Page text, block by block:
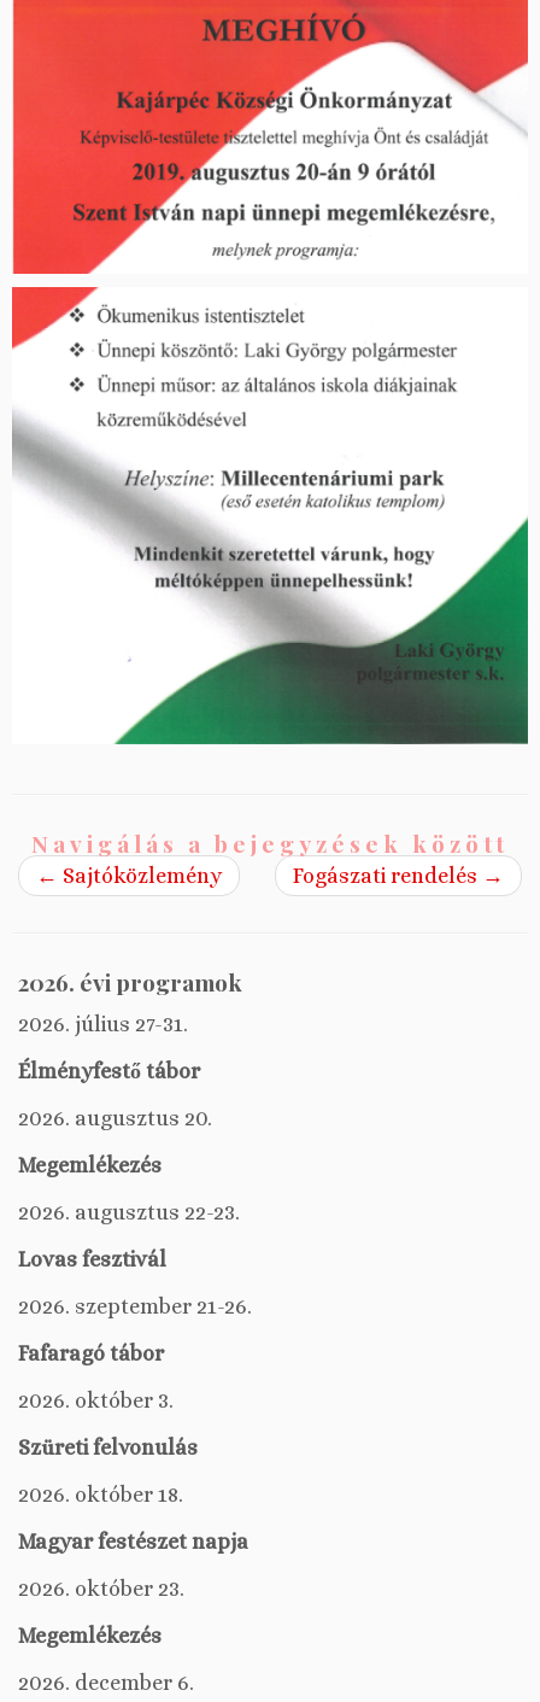
Navigálás a bejegyzések között
← Sajtóközlemény Fogászati rendelés →
2026. évi programok
2026. július 27-31.
Élményfestő tábor
2026. augusztus 20.
Megemlékezés
2026. augusztus 22-23.
Lovas fesztivál
2026. szeptember 21-26.
Fafaragó tábor
2026. október 3.
Szüreti felvonulás
2026. október 18.
Magyar festészet napja
2026. október 23.
Megemlékezés
2026. december 6.